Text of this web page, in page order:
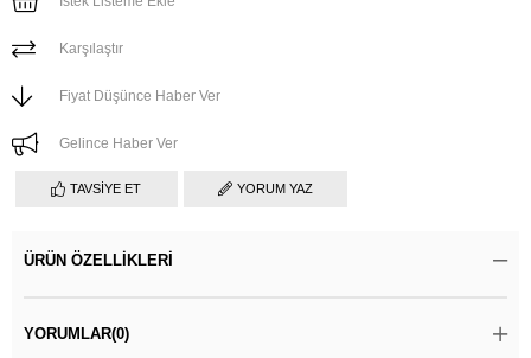
Karşılaştır
Fiyat Düşünce Haber Ver
Gelince Haber Ver
TAVSIYE ET YORUM YAZ
ÜRÜN ÖZELLIKLERI
YORUMLAR(0)